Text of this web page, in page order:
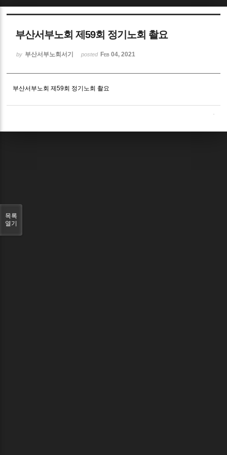
부산서부노회 제59회 정기노회 촬요
by 부산서부노회서기 posted Feb 04, 2021
부산서부노회 제59회 정기노회 촬요
목록
열기
Sketchbook5, 스케치북5
Sketchbook5, 스케치북5